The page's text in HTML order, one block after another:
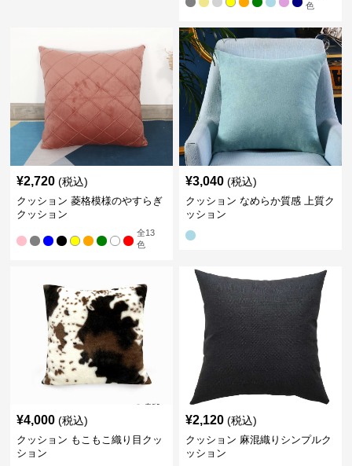
色
¥2,720 (税込)
クッション 菱格模様のやすらぎ
クッション
全13
色
¥3,040 (税込)
クッション なめらか質感 上質ク
ッション
¥4,000 (税込)
クッション もこもこ織り目クッ
ション
¥2,120 (税込)
クッション 麻混織りシンプルク
ッション